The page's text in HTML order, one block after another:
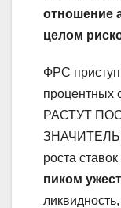
отношение
целом
ФРС
РАСТУТ
роста
пиком